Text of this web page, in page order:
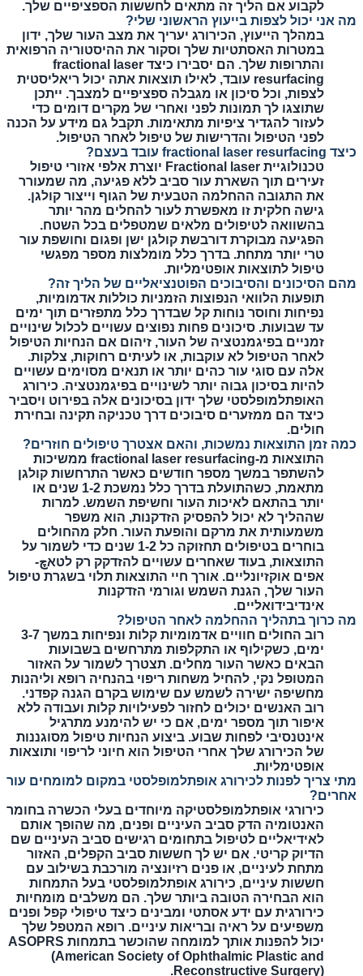
לקבוע אם הליך זה מתאים לחששות הספציפיים שלך.
מה אני יכול לצפות בייעוץ הראשוני שלי?
במהלך הייעוץ, הכירורג יעריך את מצב העור שלך, ידון
במטרות האסתטיות שלך וסקור את ההיסטוריה הרפואית
והתרופות שלך. הם יסבירו כיצד fractional laser
resurfacing עובד, לאילו תוצאות אתה יכול ריאליסטית
לצפות, וכל סיכון או מגבלה ספציפיים למצבך. ייתכן
שתוצגו לך תמונות לפני ואחרי של מקרים דומים כדי
לעזור להגדיר ציפיות מתאימות. תקבל גם מידע על הכנה
לפני הטיפול והדרישות של טיפול לאחר הטיפול.
כיצד fractional laser resurfacing עובד בעצם?
טכנולוגיית Fractional laser יוצרת אלפי אזורי טיפול
זעירים תוך השארת עור סביב ללא פגיעה, מה שמעורר
את התגובה ההחלמה הטבעית של הגוף וייצור קולגן.
גישה חלקית זו מאפשרת לעור להחלים מהר יותר
בהשוואה לטיפולים מלאים שמטפלים בכל השטח.
הפגיעה מבוקרת דורבשת קולגן ישן ופגום וחושפת עור
טרי יותר מתחת. בדרך כלל מומלצות מספר מפגשי
טיפול לתוצאות אופטימליות.
מהם הסיכונים והסיבוכים הפוטנציאליים של הליך זה?
תופעות הלוואי הנפוצות הזמניות כוללות אדמומיות,
נפיחות וחוסר נוחות קל שבדרך כלל מתפזרים תוך ימים
עד שבועות. סיכונים פחות נפוצים עשויים לכלול שינויים
זמניים בפיגמנטציה של העור, זיהום אם הנחיות הטיפול
לאחר הטיפול לא עוקבות, או לעיתים רחוקות, צלקות.
אלה עם סוגי עור כהים יותר או תנאים מסוימים עשויים
להיות בסיכון גבוה יותר לשינויים בפיגמנטציה. כירורג
האופתלמופלסטי שלך ידון בסיכונים אלה בפירוט ויסביר
כיצד הם ממזערים סיבוכים דרך טכניקה תקינה ובחירת
חולים.
כמה זמן התוצאות נמשכות, והאם אצטרך טיפולים חוזרים?
התוצאות מ-fractional laser resurfacing ממשיכות
להשתפר במשך מספר חודשים כאשר התרחשות קולגן
מתאמת, כשהתועלת בדרך כלל נמשכת 1-2 שנים או
יותר בהתאם לאיכות העור וחשיפת השמש. למרות
שההליך לא יכול להפסיק הזדקנות, הוא משפר
משמעותית את מרקם והופעת העור. חלק מהחולים
בוחרים בטיפולים תחזוקה כל 1-2 שנים כדי לשמור על
התוצאות, בעוד שאחרים עשויים להזדקק רק לטאچ-
אפים אוקזיונליים. אורך חיי התוצאות תלוי בשגרת טיפול
העור שלך, הגנת השמש וגורמי הזדקנות
אינדיבידואליים.
מה כרוך בתהליך ההחלמה לאחר הטיפול?
רוב החולים חוויים אדמומיות קלות ונפיחות במשך 3-7
ימים, כשקילוף או התקלפות מתרחשים בשבועות
הבאים כאשר העור מחלים. תצטרך לשמור על האזור
המטופל נקי, להחיל משחות ריפוי בהנחיה רופא וליהנות
מחשיפה ישירה לשמש עם שימוש בקרם הגנה קפדני.
רוב האנשים יכולים לחזור לפעילויות קלות ועבודה ללא
איפור תוך מספר ימים, אם כי יש להימנע מתרגיל
אינטנסיבי לפחות שבוע. ביצוע הנחיות טיפול מסוגננות
של הכירורג שלך אחרי הטיפול הוא חיוני לריפוי ותוצאות
אופטימליות.
מתי צריך לפנות לכירורג אופתלמופלסטי במקום למומחים עור
אחרים?
כירורגי אופתלמופלסטיקה מיוחדים בעלי הכשרה בחומר
האנטומיה הדק סביב העיניים ופנים, מה שהופך אותם
לאידיאליים לטיפול בתחומים רגישים סביב העיניים שם
הדיוק קריטי. אם יש לך חששות סביב הקפלים, האזור
מתחת לעיניים, או פנים רזיונציה מורכבת בשילוב עם
חששות עיניים, כירורג אופתלמופלסטי בעל התמחות
הוא הבחירה הטובה ביותר שלך. הם משלבים מומחיות
כירורגית עם ידע אסתטי ומבינים כיצד טיפולי קפל ופנים
משפיעים על ראיה ובריאות עיניים. רופא המטפל שלך
יכול להפנות אותך למומחה שהוכשר בתמחות ASOPRS
(American Society of Ophthalmic Plastic and
Reconstructive Surgery).